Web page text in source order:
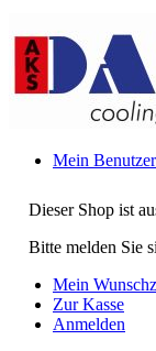
Dieser Shop ist
Bitte melden Sie
Mein
Mein
Zur Kasse
Anmelden